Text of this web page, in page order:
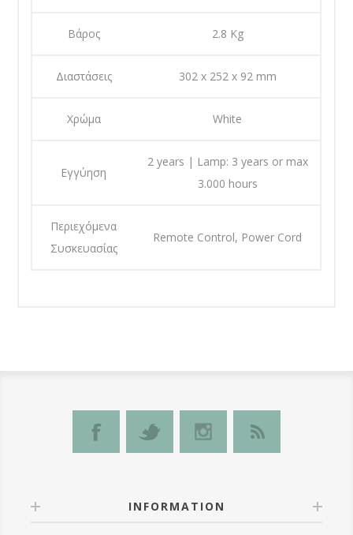
Βάρος 2.8 Kg
Διαστάσεις 302‎ x 252 x 92 mm
Χρώμα White
Εγγύηση
2 years | Lamp: 3 years or max
3.000 hours
Περιεχόμενα
Συσκευασίας
Remote Control, Power Cord
INFORMATION